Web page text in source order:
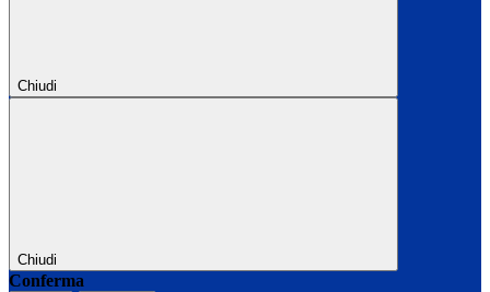
Chiudi
Chiudi
Conferma